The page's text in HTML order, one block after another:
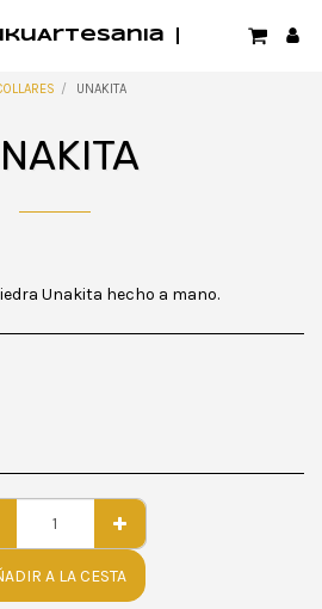
UNAKITA
Unakita hecho a mano.
A LA CESTA